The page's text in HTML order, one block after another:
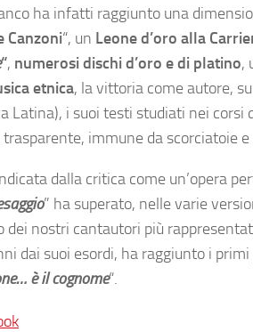
ha infatti raggiunto una
Canzoni“, un Leone d’oro alla
“, numerosi dischi d’oro e di platino,
etnica, la vittoria come autore,
Latina), i suoi testi studiati nei corsi
immune da scorciatoie
dalla critica come un’opera
” ha superato, nelle varie
dei nostri cantautori più
dai suoi esordi, ha raggiunto i
è il cognome“.